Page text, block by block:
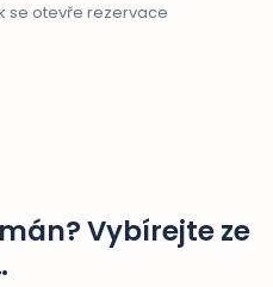
se otevře rezervace
Vybírejte ze